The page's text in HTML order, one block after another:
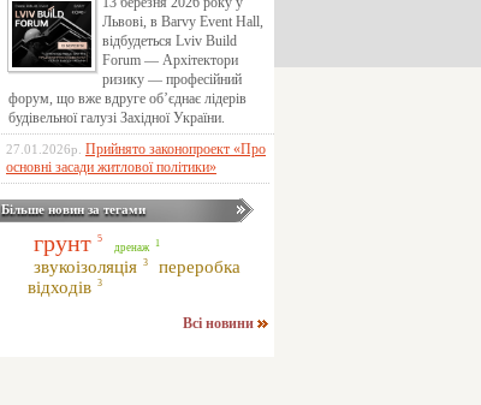
Львові, в Barvy Event Hall,
відбудеться Lviv Build
Forum — Архітектори
ризику — професійний
форум, що вже вдруге об’єднає лідерів
будівельної галузі Західної України.
27.01.2026р. Прийнято законопроект «Про
основні засади житлової політики»
Більше новин за тегами
грунт 5
дренаж 1
звукоізоляція 3
переробка
відходів 3
Всі новини